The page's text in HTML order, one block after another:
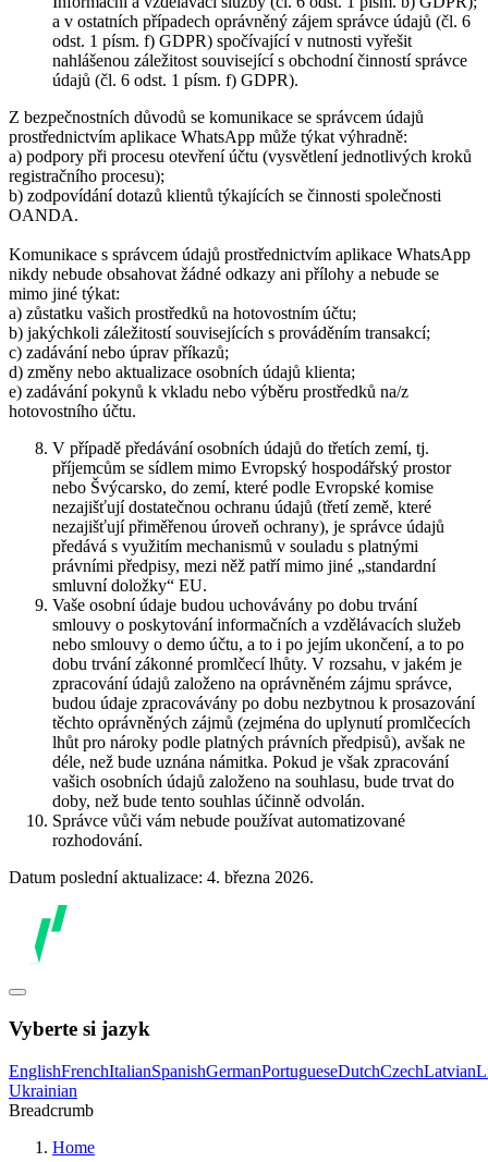
a v ostatních případech oprávněný zájem správce údajů (čl. 6
odst. 1 písm. f) GDPR) spočívající v nutnosti vyřešit
nahlášenou záležitost související s obchodní činností správce
údajů (čl. 6 odst. 1 písm. f) GDPR).
Z bezpečnostních důvodů se komunikace se správcem údajů
prostřednictvím aplikace WhatsApp může týkat výhradně:
a) podpory při procesu otevření účtu (vysvětlení jednotlivých kroků
registračního procesu);
b) zodpovídání dotazů klientů týkajících se činnosti společnosti
OANDA.
Komunikace s správcem údajů prostřednictvím aplikace WhatsApp
nikdy nebude obsahovat žádné odkazy ani přílohy a nebude se
mimo jiné týkat:
a) zůstatku vašich prostředků na hotovostním účtu;
b) jakýchkoli záležitostí souvisejících s prováděním transakcí;
c) zadávání nebo úprav příkazů;
d) změny nebo aktualizace osobních údajů klienta;
e) zadávání pokynů k vkladu nebo výběru prostředků na/z
hotovostního účtu.
V případě předávání osobních údajů do třetích zemí, tj.
příjemcům se sídlem mimo Evropský hospodářský prostor
nebo Švýcarsko, do zemí, které podle Evropské komise
nezajišťují dostatečnou ochranu údajů (třetí země, které
nezajišťují přiměřenou úroveň ochrany), je správce údajů
předává s využitím mechanismů v souladu s platnými
právními předpisy, mezi něž patří mimo jiné „standardní
smluvní doložky“ EU.
Vaše osobní údaje budou uchovávány po dobu trvání
smlouvy o poskytování informačních a vzdělávacích služeb
nebo smlouvy o demo účtu, a to i po jejím ukončení, a to po
dobu trvání zákonné promlčecí lhůty. V rozsahu, v jakém je
zpracování údajů založeno na oprávněném zájmu správce,
budou údaje zpracovávány po dobu nezbytnou k prosazování
těchto oprávněných zájmů (zejména do uplynutí promlčecích
lhůt pro nároky podle platných právních předpisů), avšak ne
déle, než bude uznána námitka. Pokud je však zpracování
vašich osobních údajů založeno na souhlasu, bude trvat do
doby, než bude tento souhlas účinně odvolán.
Správce vůči vám nebude používat automatizované
rozhodování.
Datum poslední aktualizace: 4. března 2026.
Vyberte si jazyk
EnglishFrenchItalianSpanishGermanPortugueseDutchCzechLatvian
Ukrainian
Breadcrumb
Home